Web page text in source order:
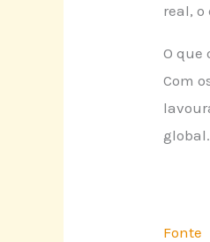
real,
O que
Com
global.
Fonte